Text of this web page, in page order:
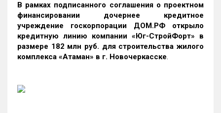
В рамках подписанного соглашения о проектном
финансировании дочернее кредитное
учреждение госкорпорации ДОМ.РФ открыло
кредитную линию компании «Юг-СтройФорт» в
размере 182 млн руб. для строительства жилого
комплекса «Атаман» в г. Новочеркасске.